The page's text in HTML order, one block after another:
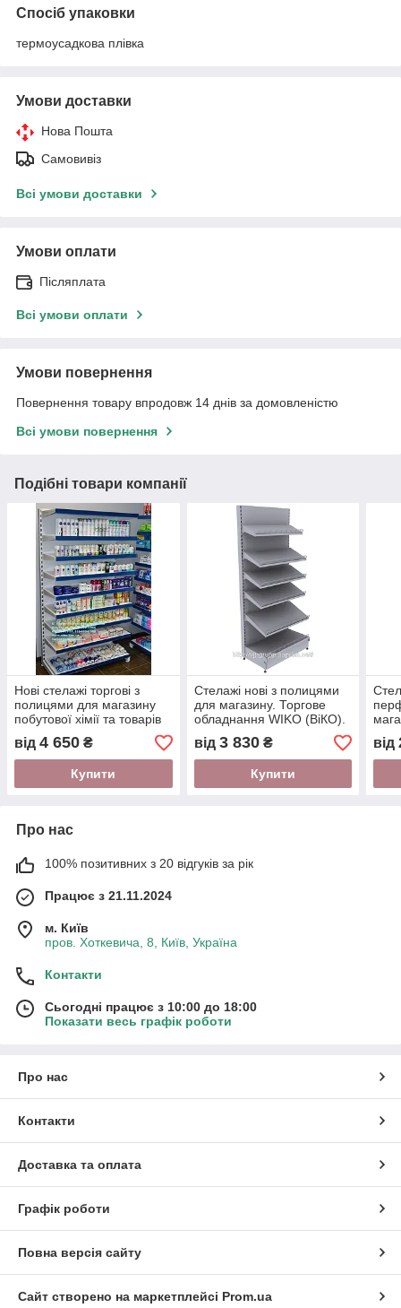
Спосіб упаковки
термоусадкова плівка
Умови доставки
Нова Пошта
Самовивіз
Всі умови доставки
Умови оплати
Післяплата
Всі умови оплати
Умови повернення
Повернення товару впродовж 14 днів за домовленістю
Всі умови повернення
Подібні товари компанії
Нові стелажі торгові з
полицями для магазину
побутової хімії та товарів
для дому. Торгове
обладнання WIKO
від 4 650 ₴
Купити
Стелажі нові з полицями
для магазину. Торгове
обладнання WIKO (ВіКО).
Стелаж торговий в
автомагазин
від 3 830₴
Купити
з
від
Про нас
100% позитивних з 20 відгуків за рік
Працює з 21.11.2024
м. Київ
пров. Хоткевича, 8, Київ, Україна
Контакти
Сьогодні працює з 10:00 до 18:00
Показати весь графік роботи
Про нас
Контакти
Доставка та оплата
Графік роботи
Повна версія сайту
Сайт створено на маркетплейсі Prom.ua